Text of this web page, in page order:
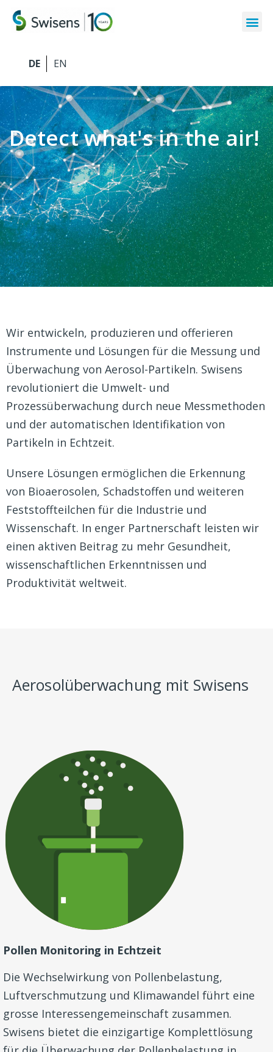
Detect what's in the air!
Wir entwickeln, produzieren und offerieren
Instrumente und Lösungen für die Messung und
Überwachung von Aerosol-Partikeln. Swisens
revolutioniert die Umwelt- und
Prozessüberwachung durch neue Messmethoden
und der automatischen Identifikation von
Partikeln in Echtzeit.
Unsere Lösungen ermöglichen die Erkennung
von Bioaerosolen, Schadstoffen und weiteren
Feststoffteilchen für die Industrie und
Wissenschaft. In enger Partnerschaft leisten wir
einen aktiven Beitrag zu mehr Gesundheit,
wissenschaftlichen Erkenntnissen und
Produktivität weltweit.
Aerosolüberwachung mit Swisens
Pollen Monitoring in Echtzeit
Die Wechselwirkung von Pollenbelastung,
Luftverschmutzung und Klimawandel führt eine
grosse Interessengemeinschaft zusammen.
Swisens bietet die einzigartige Komplettlösung